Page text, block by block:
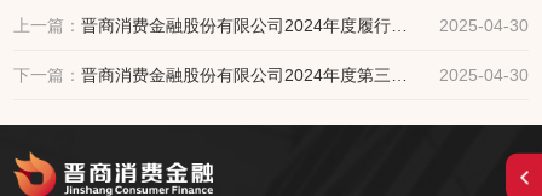
上一篇： 2025-04-30
下一篇： 2025-04-30